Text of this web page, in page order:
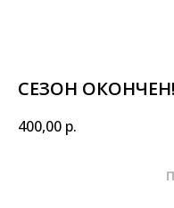
СЕЗОН
400,00 р.